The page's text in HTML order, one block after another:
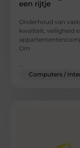
een rijtje
Onderhoud van
kwaliteit, veiligheid
Om
Computers /